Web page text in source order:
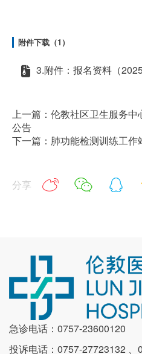
附件下载（1）
3.附件：报名资料（
上一篇：伦教社区卫生服务
公告
下一篇：肺功能检测训练工作
分享
急诊电话：0757-23600120
投诉电话：0757-27723132 、